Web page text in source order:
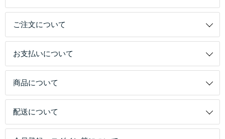
ご注文について
お支払いについて
商品について
配送について